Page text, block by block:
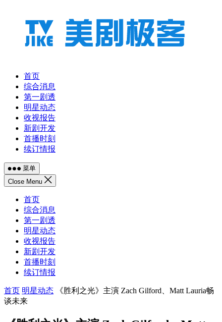
首页
综合消息
第一剧透
明星动态
收视报告
新剧开发
首播时刻
续订情报
菜单
Close Menu
首页
综合消息
第一剧透
明星动态
收视报告
新剧开发
首播时刻
续订情报
首页 明星动态
《胜利之光》主演 Zach Gilford、Matt Lauria畅
谈未来